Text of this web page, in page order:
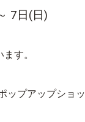
7日(日)
す。
ップアップショ